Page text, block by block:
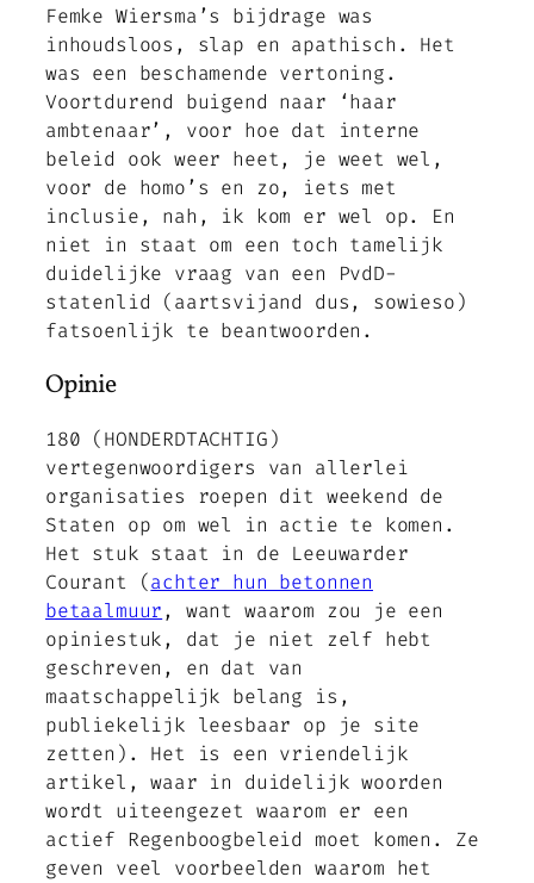
Femke Wiersma’s bijdrage was
inhoudsloos, slap en apathisch. Het
was een beschamende vertoning.
Voortdurend buigend naar ‘haar
ambtenaar’, voor hoe dat interne
beleid ook weer heet, je weet wel,
voor de homo’s en zo, iets met
inclusie, nah, ik kom er wel op. En
niet in staat om een toch tamelijk
duidelijke vraag van een PvdD-
statenlid (aartsvijand dus, sowieso)
fatsoenlijk te beantwoorden.
Opinie
180 (HONDERDTACHTIG)
vertegenwoordigers van allerlei
organisaties roepen dit weekend de
Staten op om wel in actie te komen.
Het stuk staat in de Leeuwarder
Courant (achter hun betonnen
betaalmuur, want waarom zou je een
opiniestuk, dat je niet zelf hebt
geschreven, en dat van
maatschappelijk belang is,
publiekelijk leesbaar op je site
zetten). Het is een vriendelijk
artikel, waar in duidelijk woorden
wordt uiteengezet waarom er een
actief Regenboogbeleid moet komen. Ze
geven veel voorbeelden waarom het